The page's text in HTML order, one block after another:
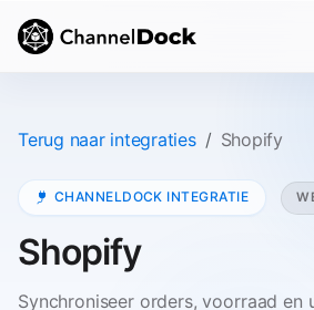
Terug naar integraties Shopify
CHANNELDOCK INTEGRATIE
Shopify
Synchroniseer orders, voorraad en